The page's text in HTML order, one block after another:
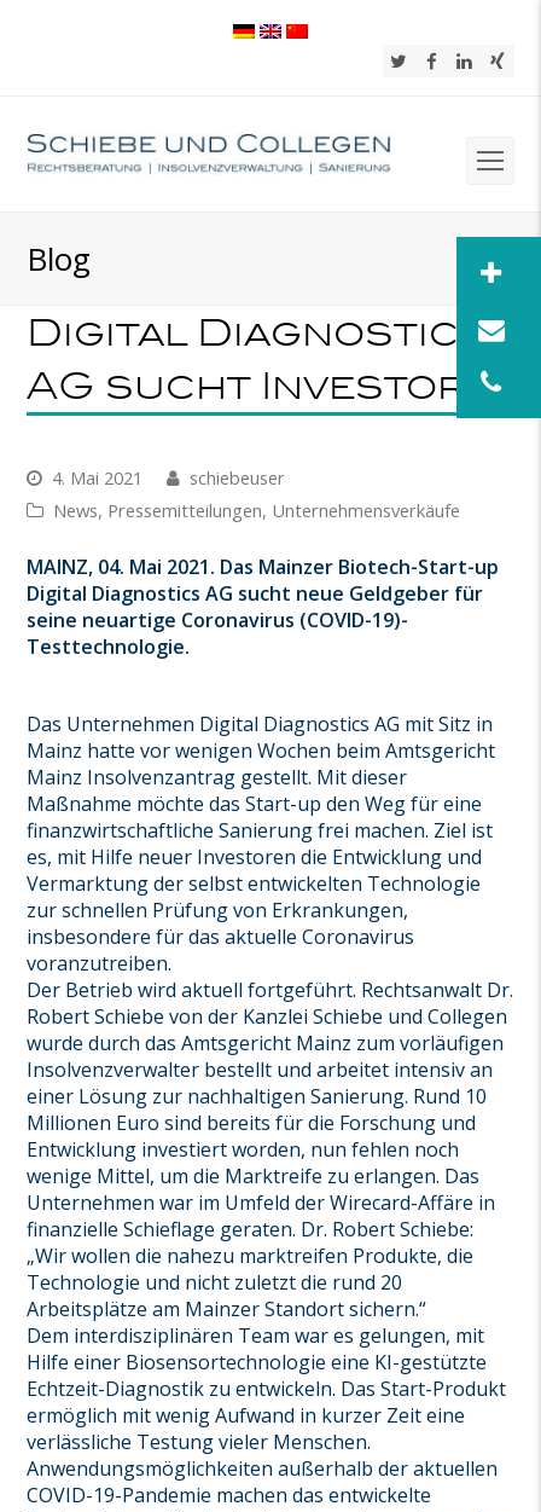
Twitter
Facebook
LinkedIn
Xing
Blog
Digital Diagnostics
AG sucht Investor
4. Mai 2021
schiebeuser
News, Pressemitteilungen, Unternehmensverkäufe
MAINZ, 04. Mai 2021. Das Mainzer Biotech-Start-up
Digital Diagnostics AG sucht neue Geldgeber für
seine neuartige Coronavirus (COVID-19)-
Testtechnologie.
Das Unternehmen Digital Diagnostics AG mit Sitz in
Mainz hatte vor wenigen Wochen beim Amtsgericht
Mainz Insolvenzantrag gestellt. Mit dieser
Maßnahme möchte das Start-up den Weg für eine
finanzwirtschaftliche Sanierung frei machen. Ziel ist
es, mit Hilfe neuer Investoren die Entwicklung und
Vermarktung der selbst entwickelten Technologie
zur schnellen Prüfung von Erkrankungen,
insbesondere für das aktuelle Coronavirus
voranzutreiben.
Der Betrieb wird aktuell fortgeführt. Rechtsanwalt Dr.
Robert Schiebe von der Kanzlei Schiebe und Collegen
wurde durch das Amtsgericht Mainz zum vorläufigen
Insolvenzverwalter bestellt und arbeitet intensiv an
einer Lösung zur nachhaltigen Sanierung. Rund 10
Millionen Euro sind bereits für die Forschung und
Entwicklung investiert worden, nun fehlen noch
wenige Mittel, um die Marktreife zu erlangen. Das
Unternehmen war im Umfeld der Wirecard-Affäre in
finanzielle Schieflage geraten. Dr. Robert Schiebe:
„Wir wollen die nahezu marktreifen Produkte, die
Technologie und nicht zuletzt die rund 20
Arbeitsplätze am Mainzer Standort sichern.“
Dem interdisziplinären Team war es gelungen, mit
Hilfe einer Biosensortechnologie eine KI-gestützte
Echtzeit-Diagnostik zu entwickeln. Das Start-Produkt
ermöglich mit wenig Aufwand in kurzer Zeit eine
verlässliche Testung vieler Menschen.
Anwendungsmöglichkeiten außerhalb der aktuellen
COVID-19-Pandemie machen das entwickelte